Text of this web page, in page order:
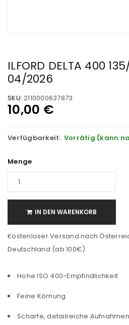
ILFORD DELTA 400
04/2026
SKU: 2110000637873
10,00 €
Verfügbarkeit: Vorrätig (kann
Menge
IN DEN WARENKORB
Kostenloser Versand nach
Deutschland (ab 100€)
Hohe ISO 400-Empfindlichkeit
Feine Körnung
Scharfe, detailreiche Aufnahmen